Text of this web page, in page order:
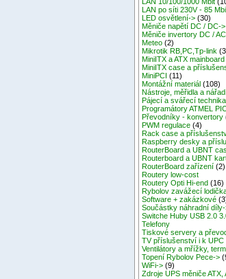
LAN po síti 230V - 85
LED osvětlení-> (30)
Měniče napětí DC / DC->
Měniče invertory DC / AC
Meteo (2)
Mikrotik RB,PC,Tp-link
MiniITX a ATX mainboard
MiniITX case a
MiniPCI (11)
Montážní materiál (108)
Nástroje, měřidla a
Pájecí a svářecí technika
Programátory ATMEL
Převodníky - konvertory
PWM regulace (4)
Rack case a
Raspberry desky a
RouterBoard a UBNT
Routerboard a UBNT
RouterBoard zařízení (2)
Routery low-cost
Routery Opti Hi-end (16)
Rybolov zavážecí
Software + zakázkové
Součástky náhradní
Switche Huby USB 2.0
Telefony
Tiskové servery a
TV příslušenství i k UPC
Ventilátory a mřížky,
Topení Rybolov Pece->
WiFi-> (9)
Zdroje UPS měniče ATX,